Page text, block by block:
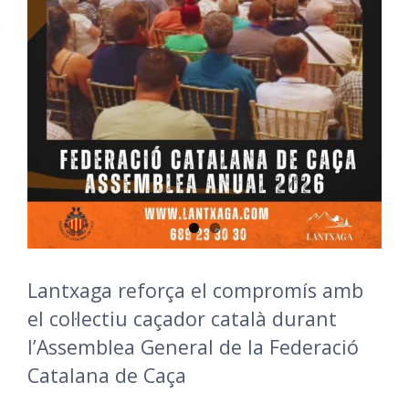
Lantxaga reforça el compromís amb
el col·lectiu caçador català durant
l’Assemblea General de la Federació
Catalana de Caça